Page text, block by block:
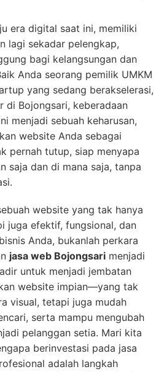
era digital saat ini, memiliki
lagi sekadar pelengkap,
bagi kelangsungan dan
Anda seorang pemilik UMKM
yang sedang berakselerasi,
di Bojongsari, keberadaan
menjadi sebuah keharusan,
website Anda sebagai
pernah tutup, siap menyapa
saja dan di mana saja, tanpa
website yang tak hanya
juga efektif, fungsional, dan
Anda, bukanlah perkara
jasa web Bojongsari menjadi
untuk menjadi jembatan
website impian—yang tak
visual, tetapi juga mudah
serta mampu mengubah
pelanggan setia. Mari kita
berinvestasi pada jasa
adalah langkah